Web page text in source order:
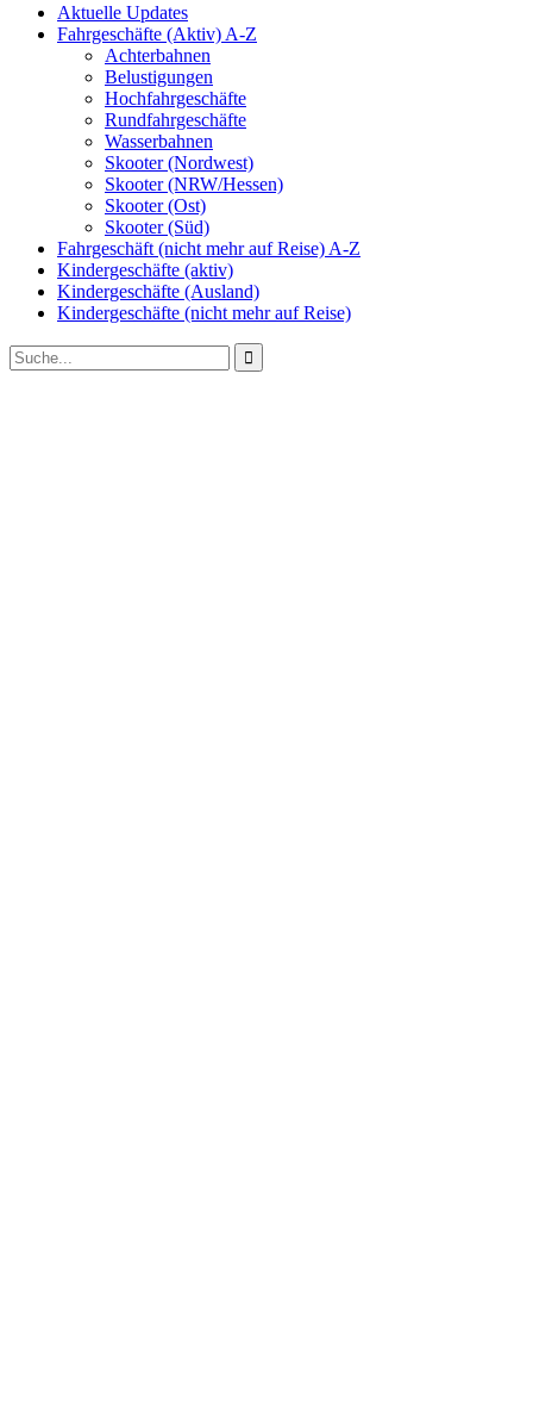
Aktuelle Updates
Fahrgeschäfte (Aktiv) A-Z
Achterbahnen
Belustigungen
Hochfahrgeschäfte
Rundfahrgeschäfte
Wasserbahnen
Skooter (Nordwest)
Skooter (NRW/Hessen)
Skooter (Ost)
Skooter (Süd)
Fahrgeschäft (nicht mehr auf Reise) A-Z
Kindergeschäfte (aktiv)
Kindergeschäfte (Ausland)
Kindergeschäfte (nicht mehr auf Reise)